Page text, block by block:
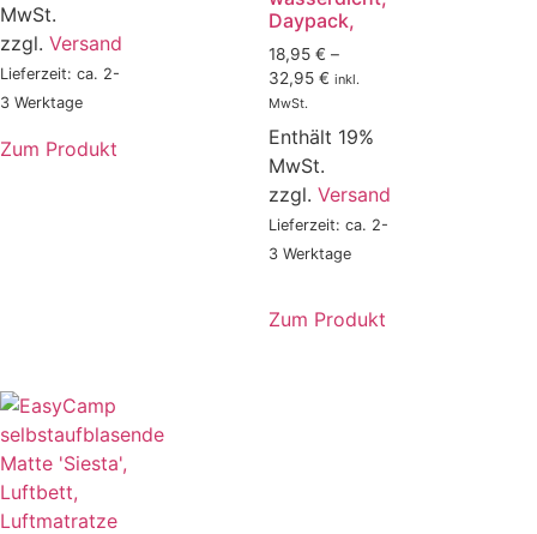
MwSt.
zzgl. Versand
Lieferzeit: ca. 2-
3 Werktage
Zum Produkt
Daypack,
18,95 € –
32,95 € inkl.
MwSt.
Enthält 19%
MwSt.
zzgl. Versand
Lieferzeit: ca. 2-
3 Werktage
Zum Produkt